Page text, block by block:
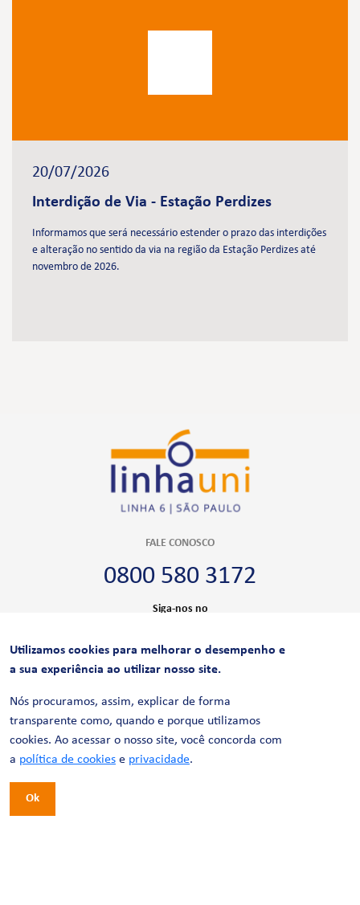
20/07/2026
Interdição de Via - Estação Perdizes
Informamos que será necessário estender o prazo das interdições
e alteração no sentido da via na região da Estação Perdizes até
novembro de 2026.
FALE CONOSCO
0800 580 3172
Siga-nos no
CERTIFICAÇÕES
Utilizamos cookies para melhorar o desempenho e
a sua experiência ao utilizar nosso site.
Nós procuramos, assim, explicar de forma
transparente como, quando e porque utilizamos
cookies. Ao acessar o nosso site, você concorda com
a política de cookies e privacidade.
Ok